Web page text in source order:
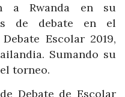
a Rwanda en su
de debate en el
Escolar 2019,
Sumando su
torneo.
Debate de Escolar